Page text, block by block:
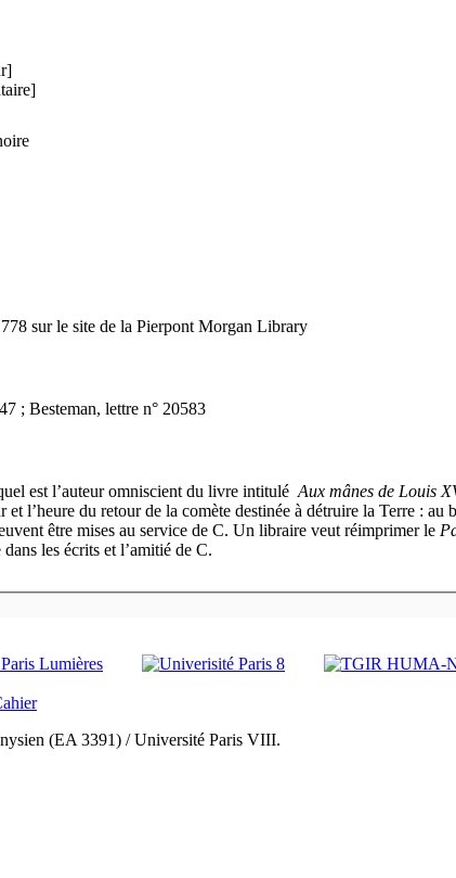
sur le site de la Pierpont Morgan Library
; Besteman, lettre n° 20583
est l’auteur omniscient du livre intitulé Aux mânes de Louis
et l’heure du retour de la comète destinée à détruire la Terre :
être mises au service de C. Un libraire veut réimprimer le
les écrits et l’amitié de C.
(EA 3391) / Université Paris VIII.